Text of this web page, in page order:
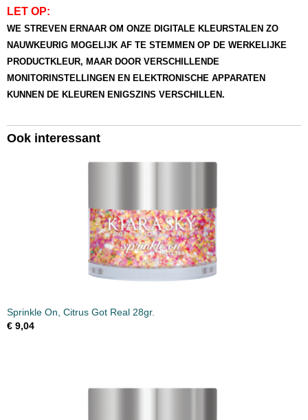
LET OP:
WE STREVEN ERNAAR OM ONZE DIGITALE KLEURSTALEN ZO
NAUWKEURIG MOGELIJK AF TE STEMMEN OP DE WERKELIJKE
PRODUCTKLEUR, MAAR DOOR VERSCHILLENDE
MONITORINSTELLINGEN EN ELEKTRONISCHE APPARATEN
KUNNEN DE KLEUREN ENIGSZINS VERSCHILLEN.
Ook interessant
Sprinkle On, Citrus Got Real 28gr.
€ 9,04